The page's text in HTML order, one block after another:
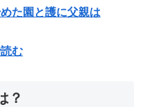
た園と護に父親は
む
？